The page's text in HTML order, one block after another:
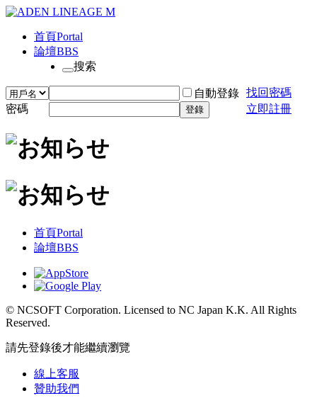
首頁Portal
論壇BBS
搜索
自動登錄 找回密碼
密碼
登錄 立即註冊
首頁Portal
論壇BBS
© NCSOFT Corporation. Licensed to NC Japan K.K. All Rights
Reserved.
請先登錄後才能繼續瀏覽
線上客服
贊助我們